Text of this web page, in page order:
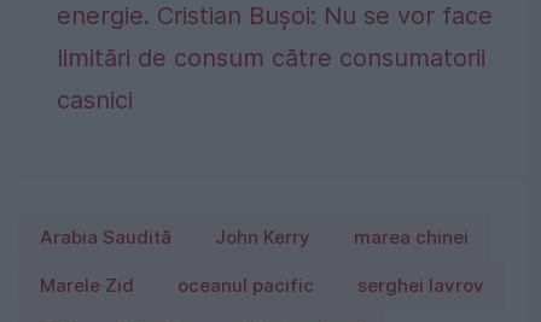
energie. Cristian Bușoi: Nu se vor face
limitări de consum către consumatorii
casnici
Arabia Saudită John Kerry marea chinei
Marele Zid oceanul pacific serghei lavrov